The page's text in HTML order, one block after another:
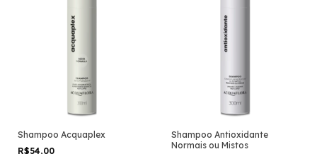
Shampoo Acquaplex
R$54,00
Shampoo Antioxidante
Normais ou Mistos